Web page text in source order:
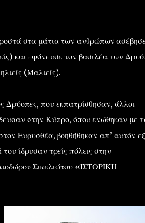
στα μάτια των ανθρώπων
και εφόνευσε τον βασιλέα των
(Μαλιείς).
Δρύοπες, που εκπατρίσθησαν, άλλοι
στην Κύπρο, όπου ενώθηκαν με
Ευρυσθέα, βοηθήθηκαν απ’ αυτόν
ίδρυσαν τρείς πόλεις στην
Σικελιώτου «ΙΣΤΟΡΙΚΗ